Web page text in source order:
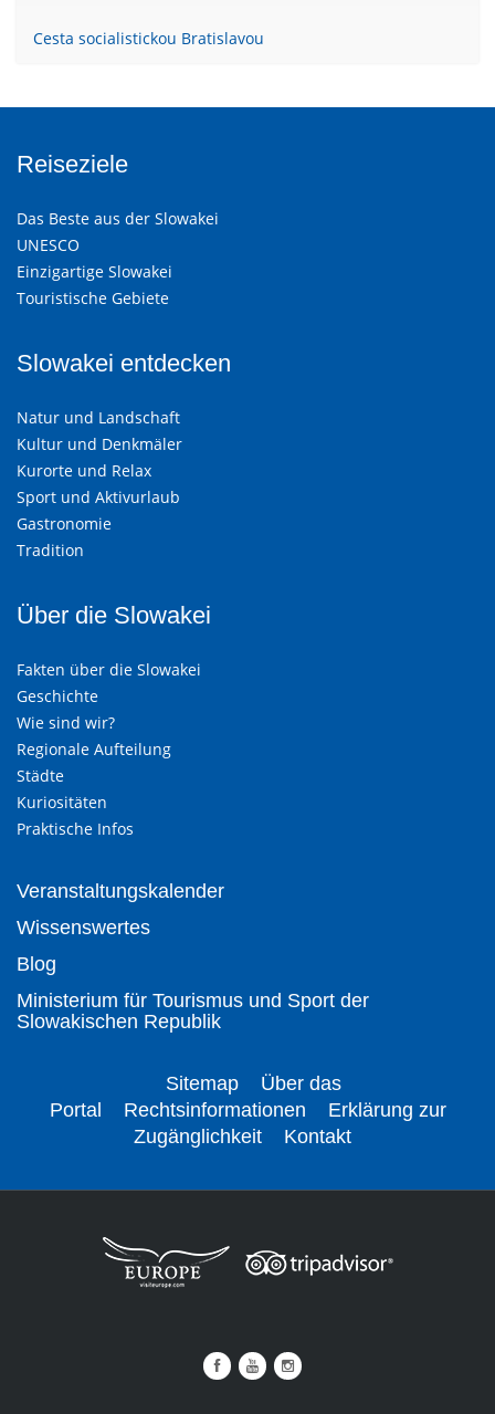
Cesta socialistickou Bratislavou
Reiseziele
Das Beste aus der Slowakei
UNESCO
Einzigartige Slowakei
Touristische Gebiete
Slowakei entdecken
Natur und Landschaft
Kultur und Denkmäler
Kurorte und Relax
Sport und Aktivurlaub
Gastronomie
Tradition
Über die Slowakei
Fakten über die Slowakei
Geschichte
Wie sind wir?
Regionale Aufteilung
Städte
Kuriositäten
Praktische Infos
Veranstaltungskalender
Wissenswertes
Blog
Ministerium für Tourismus und Sport der
Slowakischen Republik
Sitemap
Über das
Portal
Rechtsinformationen
Erklärung zur
Zugänglichkeit
Kontakt